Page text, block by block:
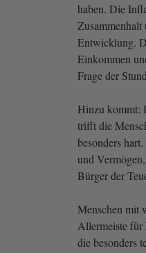
haben. Die
Entwicklung.
Einkommen
Frage der
Hinzu kommt:
trifft die
besonders
und
Bürger der
Menschen mit
Allermeiste für
die besonders